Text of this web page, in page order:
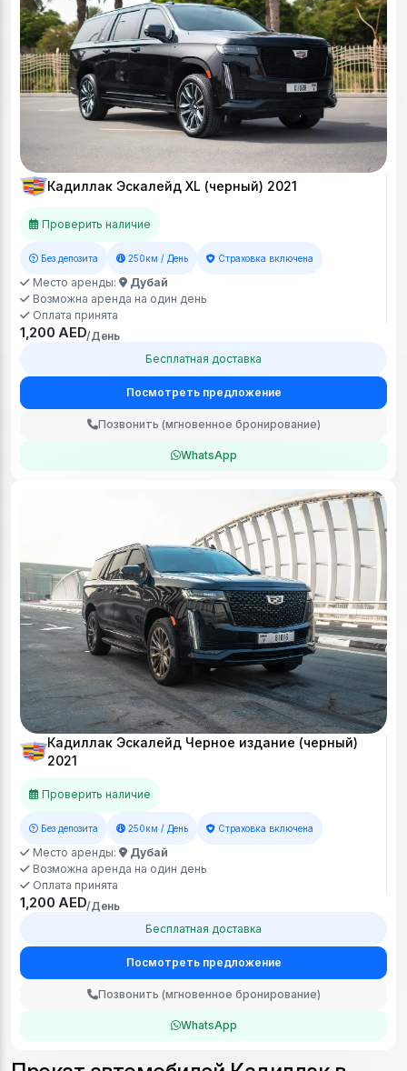
Кадиллак Эскалейд XL (черный) 2021
Проверить наличие
Без депозита 250км / День Страховка включена
Место аренды:
Дубай
Возможна аренда на один день
Оплата принята
1,200 AED/День
Бесплатная доставка
Посмотреть предложение
Позвонить (мгновенное бронирование)
WhatsApp
Кадиллак Эскалейд Черное издание (черный)
2021
Проверить наличие
Без депозита 250км / День Страховка включена
Место аренды:
Дубай
Возможна аренда на один день
Оплата принята
1,200 AED/День
Бесплатная доставка
Посмотреть предложение
Позвонить (мгновенное бронирование)
WhatsApp